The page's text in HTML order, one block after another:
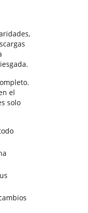
el
solo